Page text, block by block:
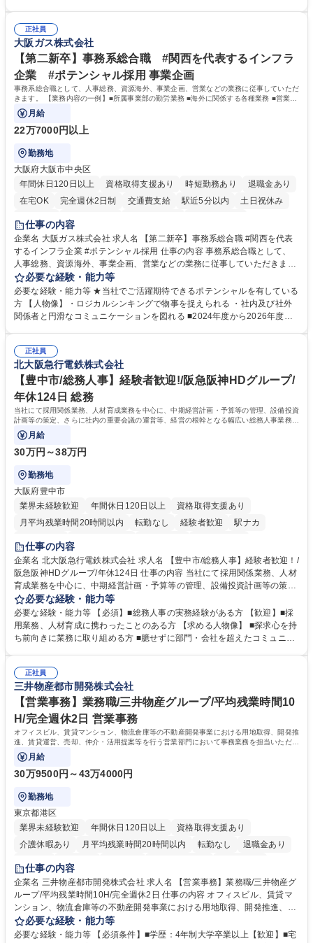
道路施設や道路工事現場の見学ツアー事業 ※入社後は上記いずれかの部門
へ配属。※業務内容変更の範囲：会社の定める業務 募集職種 【都庁グル
ープ】総合職（事務）◇残業月平均9時間未満／有給年平均16日取得
部門など多岐に渡る業務を経験できます。 ■様々なプロジェクト：駐車場
事業の他、新宿駅西口広場内に設置された照明を兼ねた広告「ブライトサ
イン」の管理運営を行うなど、事業収益を生み出す活動を積極的に行って
います。 学歴・資格 学歴：大学院 大学 高専 短大 専修学校 高校 語学力：
資格：
正社員
大阪ガス株式会社
【第二新卒】事務系総合職 #関西を代表するインフラ
企業 #ポテンシャル採用 事業企画
事務系総合職として、人事総務、資源海外、事業企画、営業などの業務に従事していただ
きます。 【業務内容の一例】■所属事業部の勤労業務 ■海外に関係する各種業務 ■営業部
門の企画スタッフ、ルート営業
月給
22万7000円以上
勤務地
大阪府大阪市中央区
年間休日120日以上
資格取得支援あり 時短勤務あり
退職金あり
在宅OK
完全週休2日制 交通費支給 駅近5分以内
土日祝休み
服装自由
第二新卒歓迎
仕事の内容
企業名 大阪ガス株式会社 求人名 【第二新卒】事務系総合職 #関西を代表
するインフラ企業 #ポテンシャル採用 仕事の内容 事務系総合職として、
人事総務、資源海外、事業企画、営業などの業務に従事していただきま
す。 【業務内容の一例】■所属事業部の勤労業務 ■海外に関係する各種業
務 ■営業部門の企画スタッフ、ルート営業 【キャリアパス】入社後の配属
ポジションで一定期間ご活躍頂いた後、本人の適性及び将来のキャリアを
鑑みてジョブローテーションを行います。 【育成】OJTでの現場育成や研
表するインフラ企業 #ポテンシャル採用
必要な経験・能力等
必要な経験・能力等 ★当社でご活躍期待できるポテンシャルを有している
方 【人物像】・ロジカルシンキングで物事を捉えられる ・社内及び社外
関係者と円滑なコミュニケーションを図れる ■2024年度から2026年度ま
72.html ■エネルギーセキュリティの不安定化や気候変動による自然災害の
甚大化など、これまで以上に社会課題解決の重要性が高まっています。
「未来の日常」の創造に向けて持続可能な社会の実現に貢献してまいりま
す。 学歴・資格 学歴：大学院 大学 語学力： 資格：
正社員
北大阪急行電鉄株式会社
【豊中市/総務人事】経験者歓迎!/阪急阪神HDグループ/
年休124日 総務
当社にて採用関係業務、人材育成業務を中心に、中期経営計画・予算等の管理、設備投資
計画等の策定、さらに社内の重要会議の運営等、経営の根幹となる幅広い総務人事業務全
般を担当していただきます。
月給
30万円～38万円
勤務地
大阪府豊中市
業界未経験歓迎
年間休日120日以上
資格取得支援あり
月平均残業時間20時間以内
転勤なし 経験者歓迎
駅ナカ
退職金あり
土日祝休み
服装自由 昼食補助あり 食事補助あり
仕事の内容
企業名 北大阪急行電鉄株式会社 求人名 【豊中市/総務人事】経験者歓迎！/
阪急阪神HDグループ/年休124日 仕事の内容 当社にて採用関係業務、人材
育成業務を中心に、中期経営計画・予算等の管理、設備投資計画等の策
定、さらに社内の重要会議の運営等、経営の根幹となる幅広い総務人事業
務全般を担当していただきます。 【主な業務内容】 ■採用関係業務および
人材育成(社員研修)業務の推進 ■中期経営計画および予算等の管理 ■設備
投資計画等の策定 ■社内の重要会議の運営 ■その他総務人事業務全般 【入
務人事】経験者歓迎！/阪急阪神HDグループ/年休124日
必要な経験・能力等
必要な経験・能力等 【必須】■総務人事の実務経験がある方 【歓迎】■採
用業務、人材育成に携わったことのある方 【求める人物像】 ■探求心を持
ち前向きに業務に取り組める方 ■臆せずに部門・会社を超えたコミュニケ
囲のメンバーと協調しつつ主体性を持って能動的に業務を推進できる方 学
歴・資格 学歴：大学院 大学 高専 短大 専修学校 高校 語学力： 資格：
正社員
三井物産都市開発株式会社
【営業事務】業務職/三井物産グループ/平均残業時間10
H/完全週休2日 営業事務
オフィスビル、賃貸マンション、物流倉庫等の不動産開発事業における用地取得、開発推
進、賃貸運営、売却、仲介・活用提案等を行う営業部門において事務業務を担当いただき
ます。
月給
30万9500円～43万4000円
勤務地
東京都港区
業界未経験歓迎
年間休日120日以上
資格取得支援あり
介護休暇あり
月平均残業時間20時間以内 転勤なし
退職金あり
在宅OK
賞与あり
駅近5分以内
土日祝休み 寮・社宅あり
仕事の内容
企業名 三井物産都市開発株式会社 求人名 【営業事務】業務職/三井物産グ
ループ/平均残業時間10H/完全週休2日 仕事の内容 オフィスビル、賃貸マ
ンション、物流倉庫等の不動産開発事業における用地取得、開発推進、賃
貸運営、売却、仲介・活用提案等を行う営業部門において事務業務を担当
いただきます。 【詳細】・契約書管理、契約書製本、捺印対応、ファイリ
必要な経験・能力等
必要な経験・能力等 【必須条件】■学歴：4年制大学卒業以上【歓迎】■宅